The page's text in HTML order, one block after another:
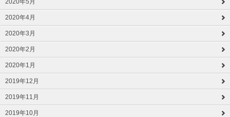
2020年5月
2020年4月
2020年3月
2020年2月
2020年1月
2019年12月
2019年11月
2019年10月